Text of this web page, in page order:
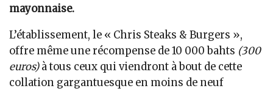
mayonnaise.
L’établissement, le « Chris Steaks & Burgers »,
offre même une récompense de 10 000 bahts (300
euros)à tous ceux qui viendront à bout de cette
collation gargantuesque en moins de neuf